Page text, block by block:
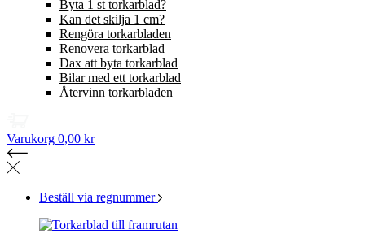
Byta 1 st torkarblad?
Kan det skilja 1 cm?
Rengöra torkarbladen
Renovera torkarblad
Dax att byta torkarblad
Bilar med ett torkarblad
Återvinn torkarbladen
Varukorg 0,00 kr
Beställ via regnummer